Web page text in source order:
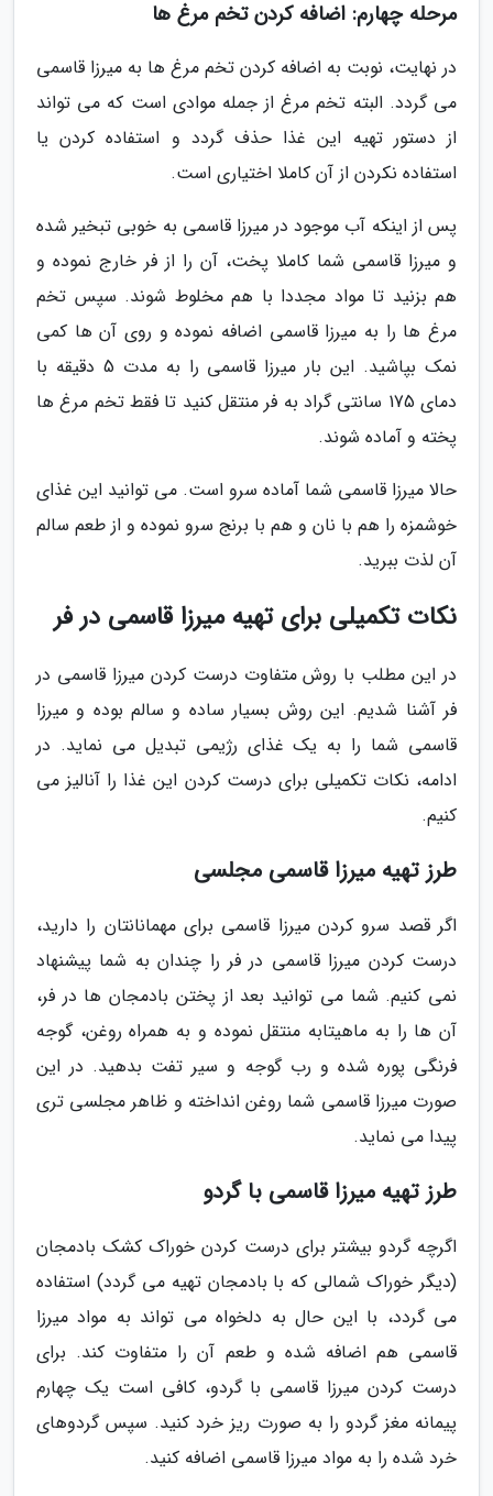
مرحله چهارم: اضافه کردن تخم مرغ ها
در نهایت، نوبت به اضافه کردن تخم مرغ ها به میرزا قاسمی
می گردد. البته تخم مرغ از جمله موادی است که می تواند
از دستور تهیه این غذا حذف گردد و استفاده کردن یا
استفاده نکردن از آن کاملا اختیاری است.
پس از اینکه آب موجود در میرزا قاسمی به خوبی تبخیر شده
و میرزا قاسمی شما کاملا پخت، آن را از فر خارج نموده و
هم بزنید تا مواد مجددا با هم مخلوط شوند. سپس تخم
مرغ ها را به میرزا قاسمی اضافه نموده و روی آن ها کمی
نمک بپاشید. این بار میرزا قاسمی را به مدت 5 دقیقه با
دمای 175 سانتی گراد به فر منتقل کنید تا فقط تخم مرغ ها
پخته و آماده شوند.
حالا میرزا قاسمی شما آماده سرو است. می توانید این غذای
خوشمزه را هم با نان و هم با برنج سرو نموده و از طعم سالم
آن لذت ببرید.
نکات تکمیلی برای تهیه میرزا قاسمی در فر
در این مطلب با روش متفاوت درست کردن میرزا قاسمی در
فر آشنا شدیم. این روش بسیار ساده و سالم بوده و میرزا
قاسمی شما را به یک غذای رژیمی تبدیل می نماید. در
ادامه، نکات تکمیلی برای درست کردن این غذا را آنالیز می
کنیم.
طرز تهیه میرزا قاسمی مجلسی
اگر قصد سرو کردن میرزا قاسمی برای مهمانانتان را دارید،
درست کردن میرزا قاسمی در فر را چندان به شما پیشنهاد
نمی کنیم. شما می توانید بعد از پختن بادمجان ها در فر،
آن ها را به ماهیتابه منتقل نموده و به همراه روغن، گوجه
فرنگی پوره شده و رب گوجه و سیر تفت بدهید. در این
صورت میرزا قاسمی شما روغن انداخته و ظاهر مجلسی تری
پیدا می نماید.
طرز تهیه میرزا قاسمی با گردو
اگرچه گردو بیشتر برای درست کردن خوراک کشک بادمجان
(دیگر خوراک شمالی که با بادمجان تهیه می گردد) استفاده
می گردد، با این حال به دلخواه می تواند به مواد میرزا
قاسمی هم اضافه شده و طعم آن را متفاوت کند. برای
درست کردن میرزا قاسمی با گردو، کافی است یک چهارم
پیمانه مغز گردو را به صورت ریز خرد کنید. سپس گردوهای
خرد شده را به مواد میرزا قاسمی اضافه کنید.